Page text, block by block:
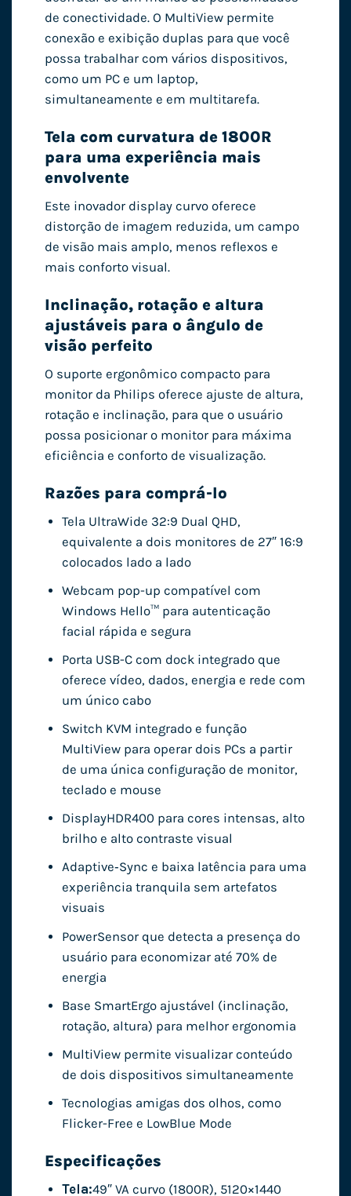
de conectividade. O MultiView permite
conexão e exibição duplas para que você
possa trabalhar com vários dispositivos,
como um PC e um laptop,
simultaneamente e em multitarefa.
Tela com curvatura de 1800R
para uma experiência mais
envolvente
Este inovador display curvo oferece
distorção de imagem reduzida, um campo
de visão mais amplo, menos reflexos e
mais conforto visual.
Inclinação, rotação e altura
ajustáveis ​​para o ângulo de
visão perfeito
O suporte ergonômico compacto para
monitor da Philips oferece ajuste de altura,
rotação e inclinação, para que o usuário
possa posicionar o monitor para máxima
eficiência e conforto de visualização.
Razões para comprá-lo
Tela UltraWide 32:9 Dual QHD,
equivalente a dois monitores de 27″ 16:9
colocados lado a lado
Webcam pop-up compatível com
Windows Hello™ para autenticação
facial rápida e segura
Porta USB-C com dock integrado que
oferece vídeo, dados, energia e rede com
um único cabo
Switch KVM integrado e função
MultiView para operar dois PCs a partir
de uma única configuração de monitor,
teclado e mouse
DisplayHDR400 para cores intensas, alto
brilho e alto contraste visual
Adaptive‑Sync e baixa latência para uma
experiência tranquila sem artefatos
visuais
PowerSensor que detecta a presença do
usuário para economizar até 70% de
energia
Base SmartErgo ajustável (inclinação,
rotação, altura) para melhor ergonomia
MultiView permite visualizar conteúdo
de dois dispositivos simultaneamente
Tecnologias amigas dos olhos, como
Flicker-Free e LowBlue Mode
Especificações
Tela:49″ VA curvo (1800R), 5120×1440